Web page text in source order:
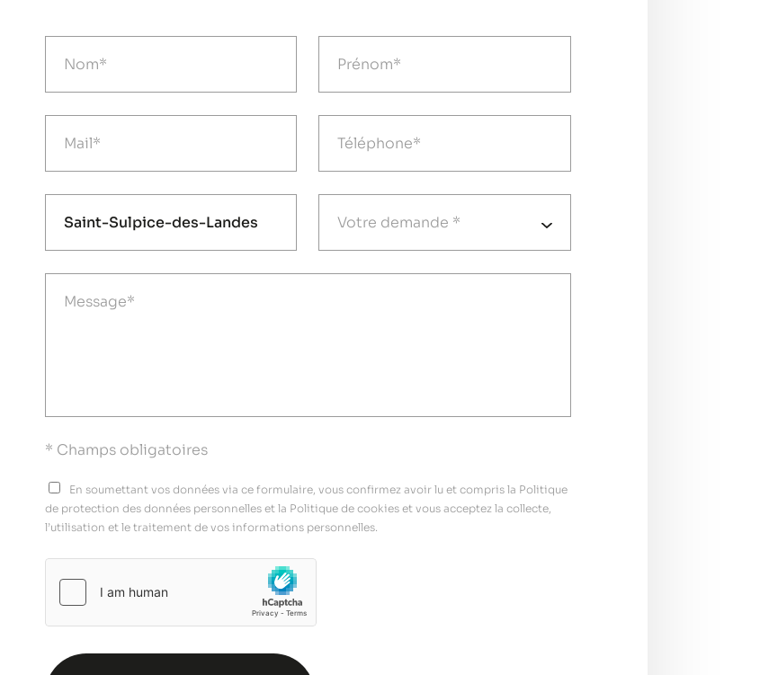
* Champs obligatoires
En soumettant vos données via ce formulaire, vous confirmez avoir lu et compris la Politique
de protection des données personnelles et la Politique de cookies et vous acceptez la collecte,
l’utilisation et le traitement de vos informations personnelles.